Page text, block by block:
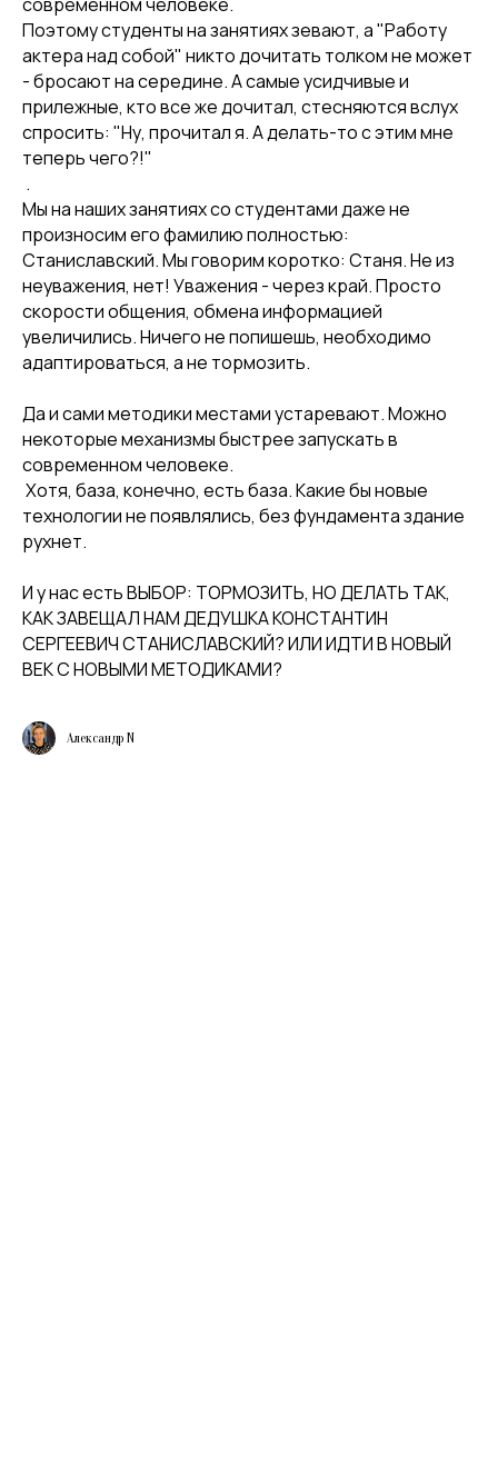
Поэтому студенты на занятиях зевают, а "Работу
актера над собой" никто дочитать толком не может
- бросают на середине. А самые усидчивые и
прилежные, кто все же дочитал, стесняются вслух
спросить: "Ну, прочитал я. А делать-то с этим мне
теперь чего?!"
.
Мы на наших занятиях со студентами даже не
произносим его фамилию полностью:
Станиславский. Мы говорим коротко: Станя. Не из
неуважения, нет! Уважения - через край. Просто
скорости общения, обмена информацией
увеличились. Ничего не попишешь, необходимо
адаптироваться, а не тормозить.
Да и сами методики местами устаревают. Можно
некоторые механизмы быстрее запускать в
современном человеке.
️ Хотя, база, конечно, есть база. Какие бы новые
технологии не появлялись, без фундамента здание
рухнет.
И у нас есть ВЫБОР: ТОРМОЗИТЬ, НО ДЕЛАТЬ ТАК,
КАК ЗАВЕЩАЛ НАМ ДЕДУШКА КОНСТАНТИН
СЕРГЕЕВИЧ СТАНИСЛАВСКИЙ? ИЛИ ИДТИ В НОВЫЙ
ВЕК С НОВЫМИ МЕТОДИКАМИ?
Александр N